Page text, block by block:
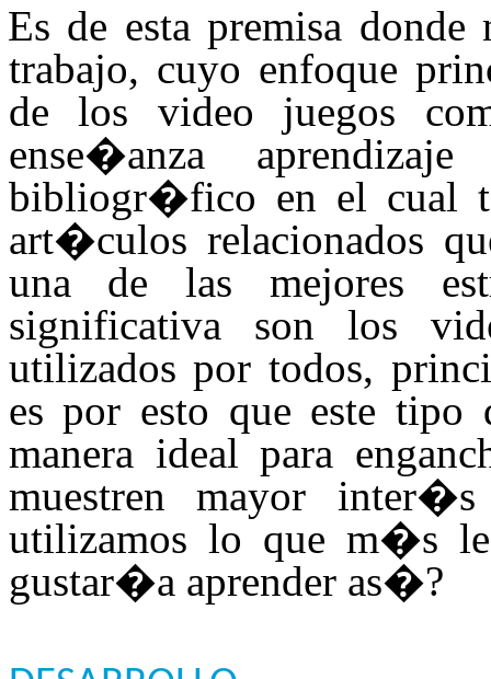
Es de esta premisa
trabajo, cuyo enfoque
de los video juegos
ense�anza
bibliogr�fico en el cual
art�culos relacionados
una de las mejores
significativa son los
utilizados por todos,
es por esto que este tipo
manera ideal para
muestren mayor
utilizamos lo que m�s
gustar�a aprender as�?